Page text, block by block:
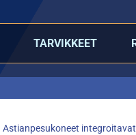
TARVIKKEET
Astianpesukoneet integroitavat